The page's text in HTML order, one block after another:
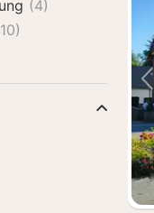
(4)